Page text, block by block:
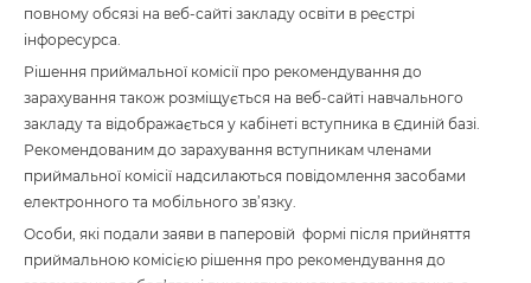
повному обсязі на веб-сайті закладу освіти в реєстрі
інфоресурса.
Рішення приймальної комісії про рекомендування до
зарахування також розміщується на веб-сайті навчального
закладу та відображається у кабінеті вступника в Єдиній базі.
Рекомендованим до зарахування вступникам членами
приймальної комісії надсилаються повідомлення засобами
електронного та мобільного зв’язку.
Особи, які подали заяви в паперовій формі після прийняття
приймальною комісією рішення про рекомендування до